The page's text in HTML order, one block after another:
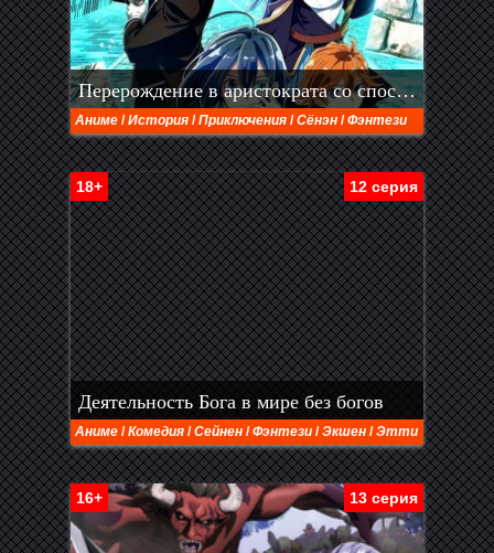
Перерождение в аристократа со способностью анализа
Аниме /История /Приключения /Сёнэн /Фэнтези
12 серия
18+
Деятельность Бога в мире без богов
Аниме /Комедия /Сейнен /Фэнтези /Экшен /Этти
13 серия
16+